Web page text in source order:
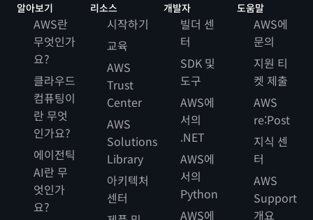
알아보기
AWS란
무엇인가
요?
클라우드
컴퓨팅이
란 무엇
인가요?
에이전틱
AI란 무
엇인가
요?
리소스
시작하기
교육
AWS
Trust
Center
AWS
Solutions
Library
아키텍처
센터
개발자
빌더 센
터
SDK 및
도구
AWS에
서의
.NET
AWS에
서의
Python
AWS에
도움말
AWS에
문의
지원 티
켓 제출
AWS
re:Post
지식 센
터
AWS
Support
개요